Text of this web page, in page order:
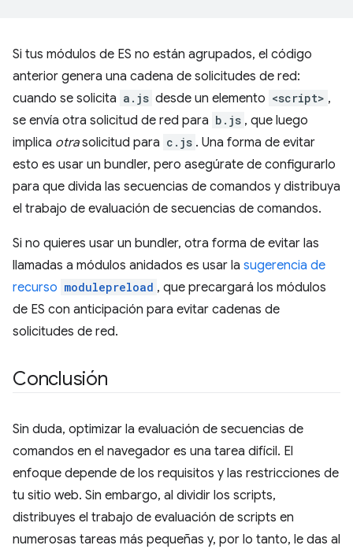
Si tus módulos de ES no están agrupados, el código
anterior genera una cadena de solicitudes de red:
cuando se solicita a.js desde un elemento <script> ,
se envía otra solicitud de red para b.js , que luego
implica otrasolicitud para c.js . Una forma de evitar
esto es usar un bundler, pero asegúrate de configurarlo
para que divida las secuencias de comandos y distribuya
el trabajo de evaluación de secuencias de comandos.
Si no quieres usar un bundler, otra forma de evitar las
llamadas a módulos anidados es usar la sugerencia de
recurso modulepreload , que precargará los módulos
de ES con anticipación para evitar cadenas de
solicitudes de red.
Conclusión
Sin duda, optimizar la evaluación de secuencias de
comandos en el navegador es una tarea difícil. El
enfoque depende de los requisitos y las restricciones de
tu sitio web. Sin embargo, al dividir los scripts,
distribuyes el trabajo de evaluación de scripts en
numerosas tareas más pequeñas y, por lo tanto, le das al